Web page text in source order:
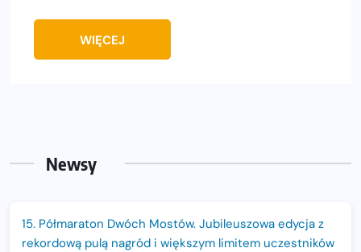
WIĘCEJ
Newsy
15. Półmaraton Dwóch Mostów. Jubileuszowa edycja z
rekordową pulą nagród i większym limitem uczestników